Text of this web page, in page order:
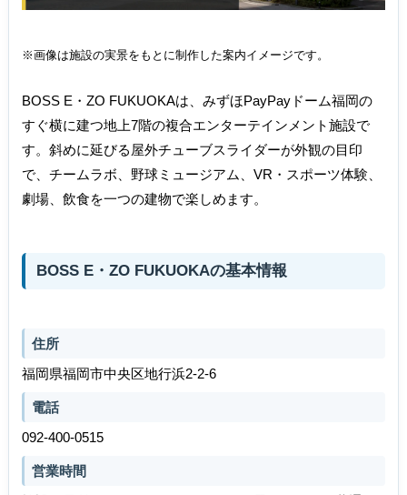
※画像は施設の実景をもとに制作した案内イメージです。
BOSS E・ZO FUKUOKAは、みずほPayPayドーム福岡の
すぐ横に建つ地上7階の複合エンターテインメント施設で
す。斜めに延びる屋外チューブスライダーが外観の目印
で、チームラボ、野球ミュージアム、VR・スポーツ体験、
劇場、飲食を一つの建物で楽しめます。
BOSS E・ZO FUKUOKAの基本情報
住所
福岡県福岡市中央区地行浜2-2-6
電話
092-400-0515
営業時間